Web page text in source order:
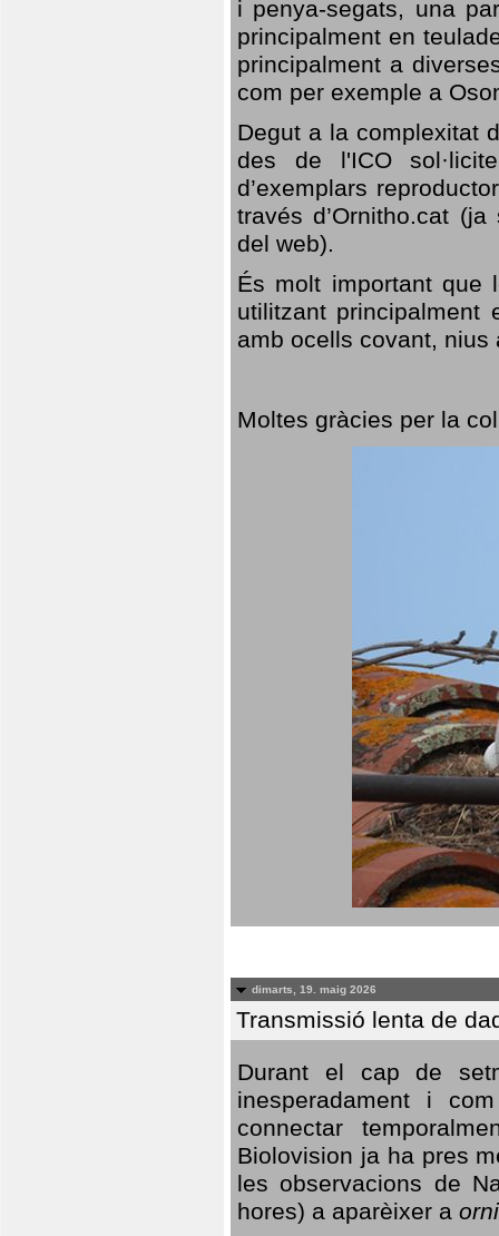
i penya-segats, una
principalment en
principalment a
com per exemple a
Degut a la complexitat
des de l'ICO
d’exemplars
través d’Ornitho.cat
del web).
És molt important que
utilitzant
amb ocells covant,
Moltes gràcies per la
dimarts, 19. maig 2026
Transmissió lenta de
Durant el cap de
inesperadament i
connectar
Biolovision ja ha pres
les observacions de
hores) a aparèixer a